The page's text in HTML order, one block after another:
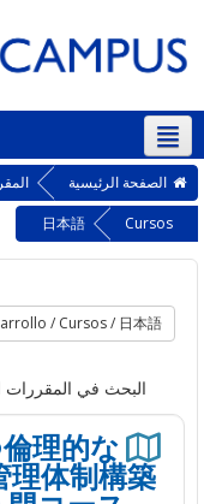
الرئيسية المقررات
日本語
في المقررات
つ倫理的な
～管理体制構